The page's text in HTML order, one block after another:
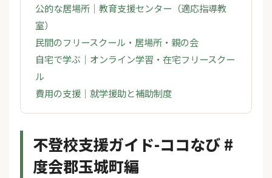
公的な居場所｜教育支援センター（適応指導教
室）
民間のフリースクール・居場所・親の会
自宅で学ぶ｜オンライン学習・在宅フリースクー
ル
費用の支援｜就学援助と補助制度
不登校支援ガイド-ココなび #
度会郡玉城町編